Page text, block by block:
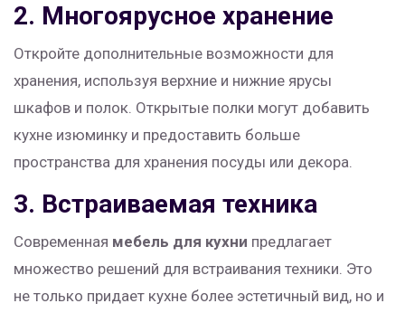
2. Многоярусное хранение
Откройте дополнительные возможности для
хранения, используя верхние и нижние ярусы
шкафов и полок. Открытые полки могут добавить
кухне изюминку и предоставить больше
пространства для хранения посуды или декора.
3. Встраиваемая техника
Современная мебель для кухни предлагает
множество решений для встраивания техники. Это
не только придает кухне более эстетичный вид, но и